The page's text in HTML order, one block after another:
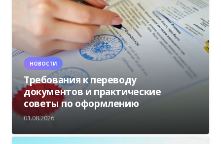
НОВОСТИ
Требования к переводу
документов и практические
советы по оформлению
01.08.2026